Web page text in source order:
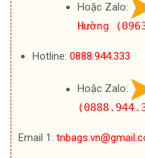
Hoặc Zalo:
Hường
Hotline: 0888.944.333
Hoặc Zalo:
Email 1: